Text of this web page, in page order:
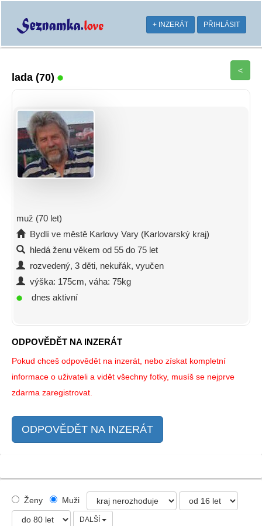
+ INZERÁT PŘIHLÁSIT
lada (70)
<
muž (70 let)
Bydlí ve městě Karlovy Vary (Karlovarský kraj)
hledá ženu věkem od 55 do 75 let
rozvedený, 3 děti, nekuřák, vyučen
výška: 175cm, váha: 75kg
dnes aktivní
ODPOVĚDĚT NA INZERÁT
Pokud chceš odpovědět na inzerát, nebo získat kompletní
informace o uživateli a vidět všechny fotky, musíš se nejprve
zdarma zaregistrovat.
ODPOVĚDĚT NA INZERÁT
Ženy Muži
DALŠÍ